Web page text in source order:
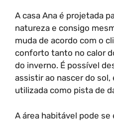
A casa Ana é projetada
natureza e consigo
muda de acordo com o
conforto tanto no calor
do inverno. É possível
assistir ao nascer do sol,
utilizada como pista de
A área habitável pode se